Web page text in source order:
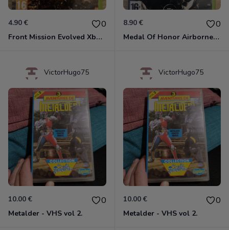
4.90 € 0
Front Mission Evolved Xbox 360
8.90 € 0
Medal Of Honor Airborne Xbox 360
VictorHugo75
10.00 € 0
Metalder - VHS vol 2.
VictorHugo75
10.00 € 0
Metalder - VHS vol 2.